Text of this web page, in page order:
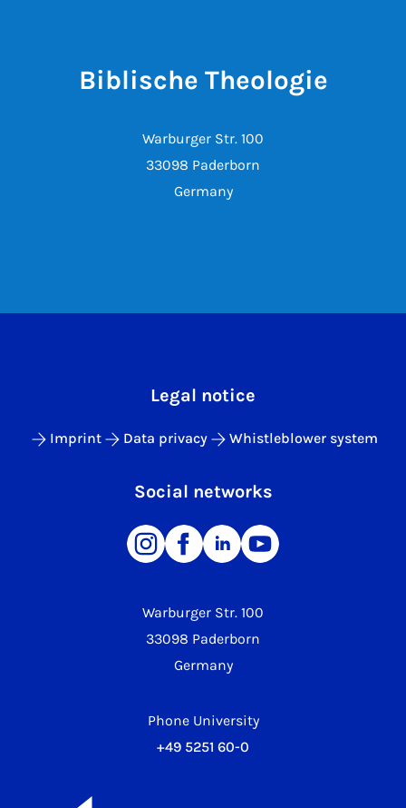
Biblische Theologie
Warburger Str. 100
33098 Paderborn
Germany
Warburger Str. 100
33098 Paderborn
Germany
Phone University
+49 5251 60-0
Legal notice
Imprint Data privacy Whistleblower system
Social networks